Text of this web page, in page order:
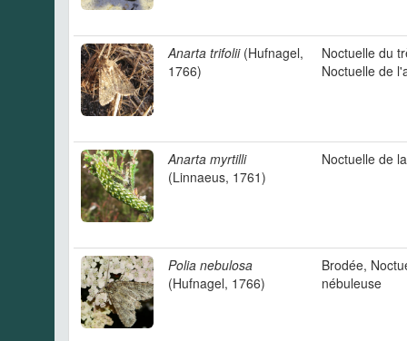
Anarta trifolii(Hufnagel,
1766)
Noctuelle du
Noctuelle de
Anarta myrtilli
(Linnaeus, 1761)
Noctuelle de
Polia nebulosa
(Hufnagel, 1766)
Brodée,
nébuleuse